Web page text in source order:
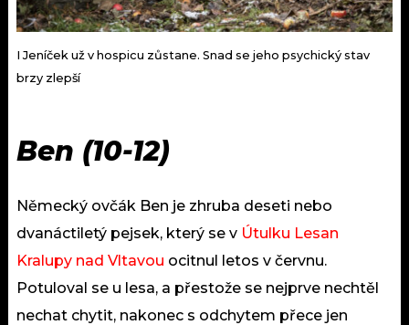
I Jeníček už v hospicu zůstane. Snad se jeho psychický stav
brzy zlepší
Ben (10-12)
Německý ovčák Ben je zhruba deseti nebo
dvanáctiletý pejsek, který se v Útulku Lesan
Kralupy nad Vltavou ocitnul letos v červnu.
Potuloval se u lesa, a přestože se nejprve nechtěl
nechat chytit, nakonec s odchytem přece jen